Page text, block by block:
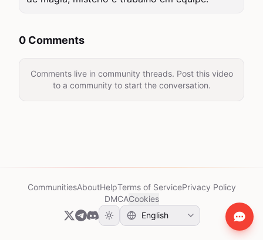
0 Comments
Comments live in community threads. Post this video
to a community to start the conversation.
CommunitiesAboutHelpTerms of ServicePrivacy Policy
DMCACookies